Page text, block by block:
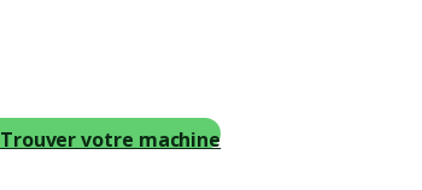
Trouver votre machine